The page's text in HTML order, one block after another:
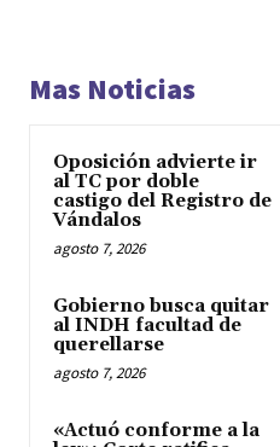
Mas Noticias
Oposición advierte ir
al TC por doble
castigo del Registro de
Vándalos
agosto 7, 2026
Gobierno busca quitar
al INDH facultad de
querellarse
agosto 7, 2026
«Actuó conforme a la